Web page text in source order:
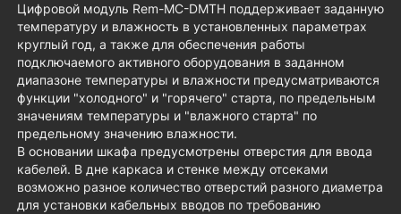
Цифровой модуль Rem-MC-DMTH поддерживает заданную
температуру и влажность в установленных параметрах
круглый год, а также для обеспечения работы
подключаемого активного оборудования в заданном
диапазоне температуры и влажности предусматриваются
функции "холодного" и "горячего" старта, по предельным
значениям температуры и "влажного старта" по
предельному значению влажности.
В основании шкафа предусмотрены отверстия для ввода
кабелей. В дне каркаса и стенке между отсеками
возможно разное количество отверстий разного диаметра
для установки кабельных вводов по требованию